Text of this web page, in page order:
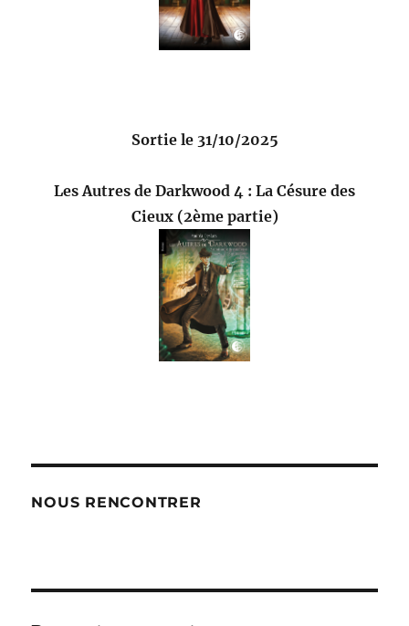
Sortie le 31/10/2025
Les Autres de Darkwood 4 : La Césure des
Cieux (2ème partie)
NOUS RENCONTRER